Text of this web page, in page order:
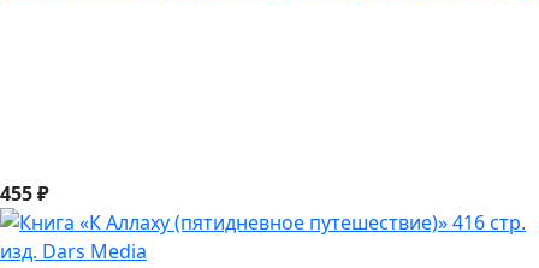
455 ₽